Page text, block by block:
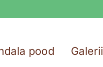
pood Galerii